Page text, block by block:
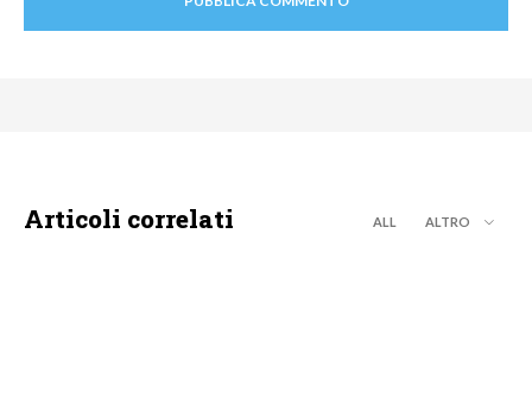
Articoli correlati ALL ALTRO